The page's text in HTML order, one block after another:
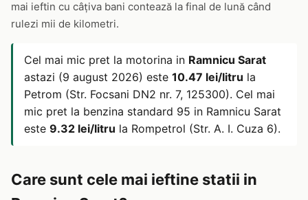
mai ieftin cu câțiva bani contează la final de lună când
rulezi mii de kilometri.
Cel mai mic pret la motorina in Ramnicu Sarat
astazi (9 august 2026) este 10.47 lei/litru la
Petrom (Str. Focsani DN2 nr. 7, 125300). Cel mai
mic pret la benzina standard 95 in Ramnicu Sarat
este 9.32 lei/litru la Rompetrol (Str. A. I. Cuza 6).
Care sunt cele mai ieftine statii in